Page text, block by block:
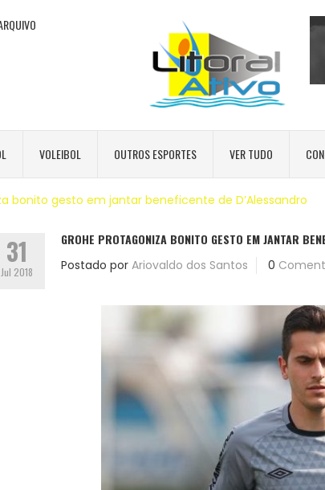
VOLEIBOL OUTROS ESPORTES VER TUDO
bonito gesto em jantar beneficente de D’Alessandro
31
Jul 2018
GROHE PROTAGONIZA BONITO GESTO EM JANTAR
Postado por Ariovaldo dos Santos 0